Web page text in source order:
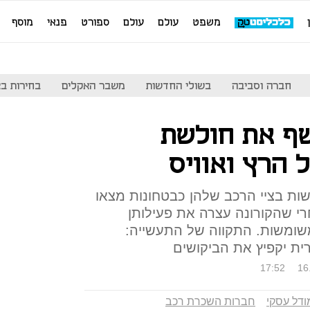
משפט עולם עולם ספורט פנאי מוסף
חברה וסביבה בשולי החדשות משבר האקלים בחירות
את חולשת
הרץ ואוויס
בציי הרכב שלהן כבטחונות מצאו
שהקורונה עצרה את פעילותן
התקווה של התעשייה:
יקפיץ את הביקושים
17:52
עסקי חברות השכרת רכב